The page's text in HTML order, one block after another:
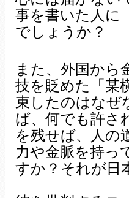
事を書いた人に
でしょうか？
また、外国から
技を貶めた「某
束したのはなぜ
ば、何でも許さ
を残せば、人の
力や金脈を持っ
すか？それが日